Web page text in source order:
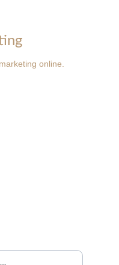
online.